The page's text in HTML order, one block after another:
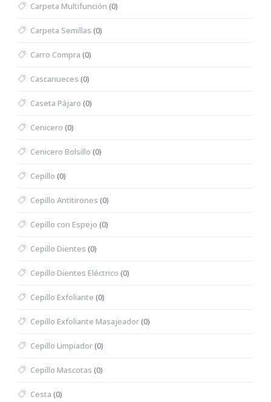
Carpeta Multifunción (0)
Carpeta Semillas (0)
Carro Compra (0)
Cascanueces (0)
Caseta Pájaro (0)
Cenicero (0)
Cenicero Bolsillo (0)
Cepillo (0)
Cepillo Antitirones (0)
Cepillo con Espejo (0)
Cepillo Dientes (0)
Cepillo Dientes Eléctrico (0)
Cepillo Exfoliante (0)
Cepillo Exfoliante Masajeador(0)
Cepillo Limpiador(0)
Cepillo Mascotas (0)
Cesta (0)